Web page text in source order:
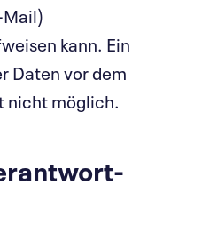
kann. Ein
Daten vor dem
nicht möglich.